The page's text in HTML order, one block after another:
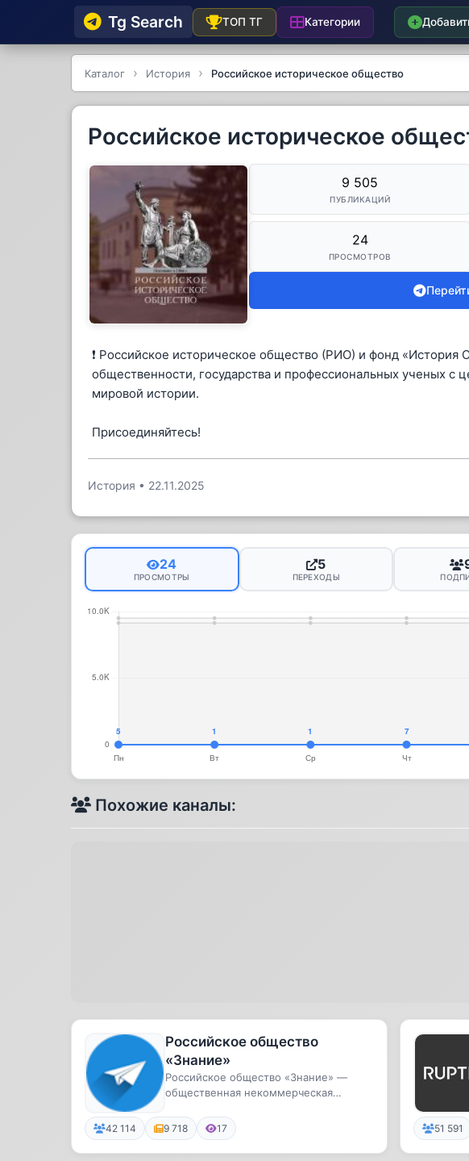
Tg Searсh ТОП ТГ Категории
Каталог История Российское историческое общество
Российское историческое
9 505
ПУБЛИКАЦИЙ
24
ПРОСМОТРОВ
❗️ Российское историческое общество (РИО) и фонд «История
общественности, государства и профессиональных ученых с
мировой истории.
Присоединяйтесь!
История • 22.11.2025
24
ПРОСМОТРЫ
5
ПЕРЕХОДЫ
Похожие каналы:
Российское общество
«Знание»
Российское общество «Знание» —
общественная некоммерческая
42 114 9 718 17 51 591